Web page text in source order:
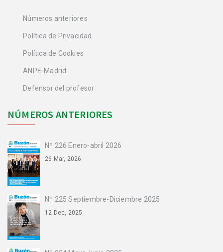
Números anteriores
Política de Privacidad
Política de Cookies
ANPE-Madrid
Defensor del profesor
NÚMEROS ANTERIORES
Nº 226 Enero-abril 2026
26 Mar, 2026
Nº 225 Septiembre-Diciembre 2025
12 Dec, 2025